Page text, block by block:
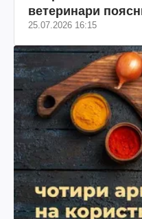
ветеринари
25.07.2026 16:15